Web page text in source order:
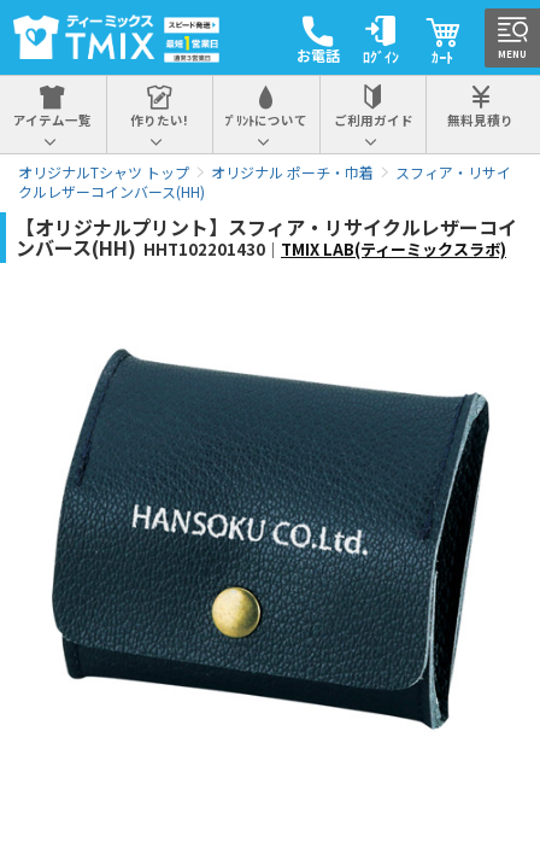
お電話 ﾛｸﾞｲﾝ ｶｰﾄ
アイテム一覧 作りたい! ﾌﾟﾘﾝﾄについて ご利用ガイド 無料見積り
オリジナルTシャツ トップ オリジナル ポーチ・巾着
スフィア・リサイ
クルレザーコインバース(HH)
【オリジナルプリント】スフィア・リサイクルレザーコイ
ンバース(HH) HHT102201430｜ TMIX LAB(ティーミックスラボ)
MENU